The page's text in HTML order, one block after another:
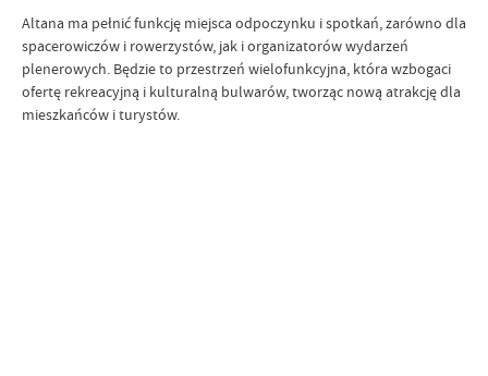
Altana ma pełnić funkcję miejsca odpoczynku i spotkań, zarówno dla
spacerowiczów i rowerzystów, jak i organizatorów wydarzeń
plenerowych. Będzie to przestrzeń wielofunkcyjna, która wzbogaci
ofertę rekreacyjną i kulturalną bulwarów, tworząc nową atrakcję dla
mieszkańców i turystów.